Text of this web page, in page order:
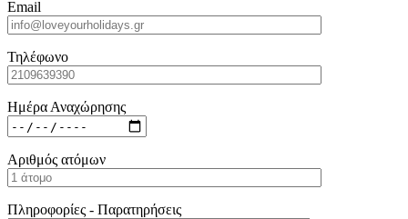
Email
Τηλέφωνο
Ημέρα Αναχώρησης
Αριθμός ατόμων
Πληροφορίες - Παρατηρήσεις